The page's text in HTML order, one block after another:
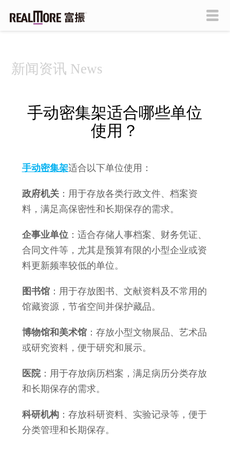
新闻资讯 News
手动密集架适合哪些单位
使用？
手动密集架适合以下单位使用：
政府机关：用于存放各类行政文件、档案资
料，满足高保密性和长期保存的需求。
企事业单位：适合存储人事档案、财务凭证、
合同文件等，尤其是预算有限的小型企业或资
料更新频率较低的单位。
图书馆：用于存放图书、文献资料及不常用的
馆藏资源，节省空间并保护藏品。
博物馆和美术馆：存放小型文物展品、艺术品
或研究资料，便于研究和展示。
医院：用于存放病历档案，满足病历分类存放
和长期保存的需求。
科研机构：存放科研资料、实验记录等，便于
分类管理和长期保存。